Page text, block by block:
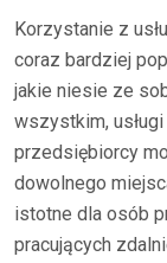
Korzystanie z
coraz bardziej
jakie niesie ze
wszystkim,
przedsiębiorcy
dowolnego
istotne dla osób
pracujących